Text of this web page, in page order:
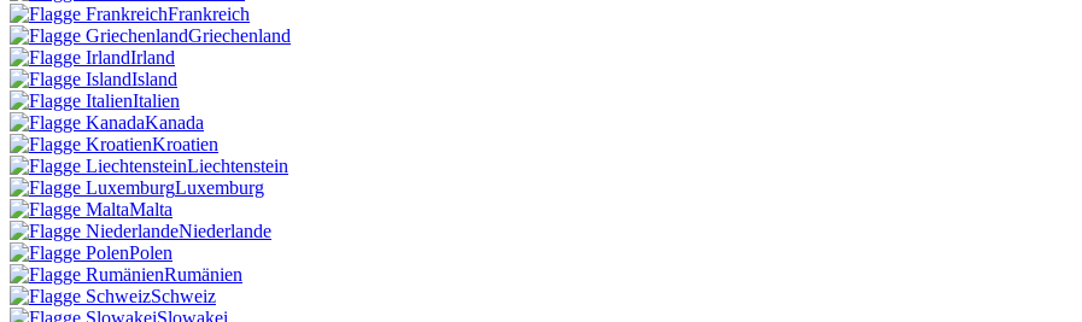
Frankreich
Griechenland
Irland
Island
Italien
Kanada
Kroatien
Liechtenstein
Luxemburg
Malta
Niederlande
Polen
Rumänien
Schweiz